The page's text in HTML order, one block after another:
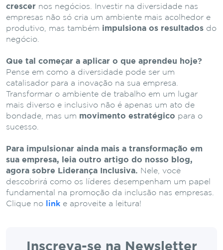
crescer nos negócios. Investir na diversidade nas
empresas não só cria um ambiente mais acolhedor e
produtivo, mas também impulsiona os resultados do
negócio.
Que tal começar a aplicar o que aprendeu hoje?
Pense em como a diversidade pode ser um
catalisador para a inovação na sua empresa.
Transformar o ambiente de trabalho em um lugar
mais diverso e inclusivo não é apenas um ato de
bondade, mas um movimento estratégico para o
sucesso.
Para impulsionar ainda mais a transformação em
sua empresa, leia outro artigo do nosso blog,
agora sobre Liderança Inclusiva. Nele, você
descobrirá como os líderes desempenham um papel
fundamental na promoção da inclusão nas empresas.
Clique no
link e aproveite a leitura!
Inscreva-se na Newsletter